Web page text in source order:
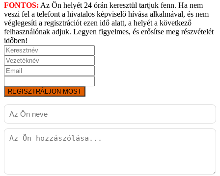
FONTOS: Az Ön helyét 24 órán keresztül tartjuk fenn. Ha nem
veszi fel a telefont a hivatalos képviselő hívása alkalmával, és nem
véglegesíti a regisztrációt ezen idő alatt, a helyét a következő
felhasználónak adjuk. Legyen figyelmes, és erősítse meg részvételét
időben!
REGISZTRÁLJON MOST